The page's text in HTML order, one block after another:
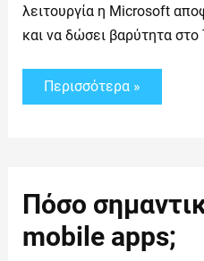
λειτουργία η Microsoft
και να δώσει βαρύτητα στο
Περισσότερα »
Πόσο
mobile apps;
Πόσο
σημαντικά
είναι
τα
mobile